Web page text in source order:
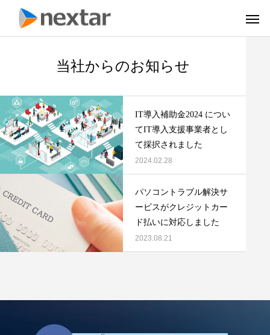
IT関連機器販売 ソフト
当社からのお知らせ
IT導入補助金2024 につい
てIT導入支援事業者とし
て採択されました
2024.02.28
パソコントラブル解決サ
ービスがクレジットカー
ド払いに対応しました
2023.08.21